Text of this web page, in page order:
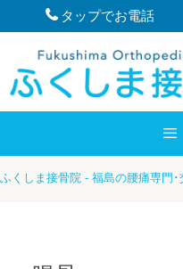
to
content
タップでお電話
ふくしま接骨院 - 福島の腰痛専門･